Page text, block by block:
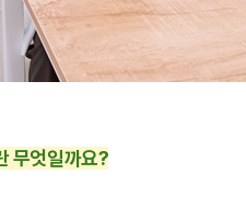
무엇일까요?